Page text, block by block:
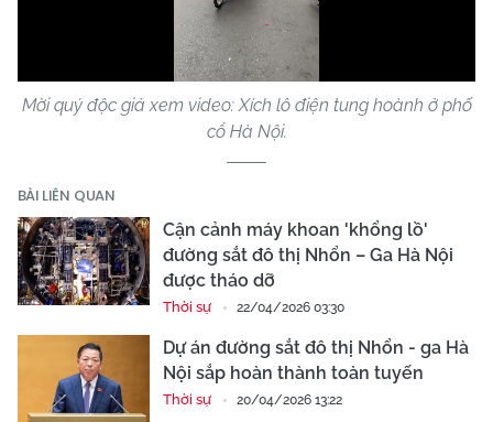
Video
Mời quý độc giả xem video: Xích lô điện tung hoành ở phố
cổ Hà Nội.
BÀI LIÊN QUAN
Cận cảnh máy khoan 'khổng lồ'
đường sắt đô thị Nhổn – Ga Hà Nội
được tháo dỡ
Thời sự 22/04/2026 03:30
Dự án đường sắt đô thị Nhổn - ga Hà
Nội sắp hoàn thành toàn tuyến
Thời sự 20/04/2026 13:22